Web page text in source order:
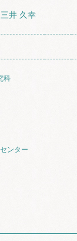
三井 久幸
科
ンター